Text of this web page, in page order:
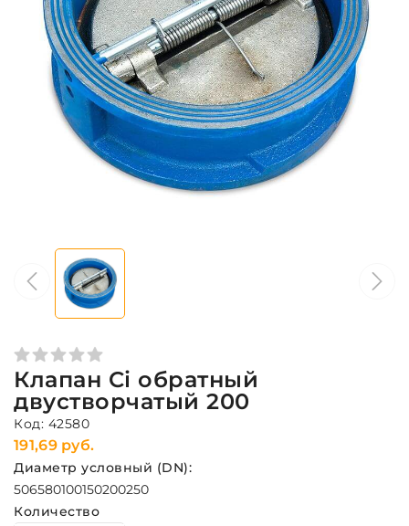
Клапан Ci обратный
двустворчатый 200
Код: 42580
191,69 руб.
Диаметр условный (DN):
506580100150200250
Количество